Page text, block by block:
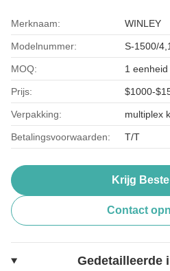
Merknaam: WINLEY
Modelnummer: S-1500/
MOQ: 1 eenheid
Prijs: $1000-
Verpakking: multiplex
Betalingsvoorwaarden: T/T
Krijg
Contact
Gedetailleerde